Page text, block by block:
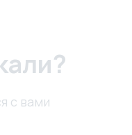
с вами